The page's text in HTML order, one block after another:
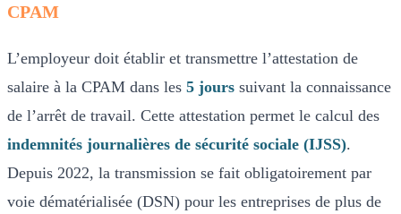
CPAM
L’employeur doit établir et transmettre l’attestation de
salaire à la CPAM dans les 5 jours suivant la connaissance
de l’arrêt de travail. Cette attestation permet le calcul des
indemnités journalières de sécurité sociale (IJSS).
Depuis 2022, la transmission se fait obligatoirement par
voie dématérialisée (DSN) pour les entreprises de plus de